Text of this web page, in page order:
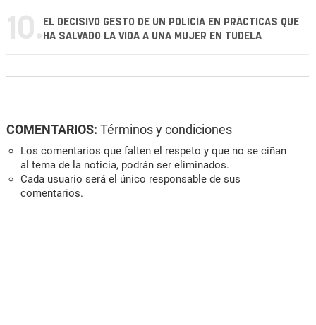
10. EL DECISIVO GESTO DE UN POLICÍA EN PRÁCTICAS QUE
HA SALVADO LA VIDA A UNA MUJER EN TUDELA
COMENTARIOS: Términos y condiciones
Los comentarios que falten el respeto y que no se ciñan
al tema de la noticia, podrán ser eliminados.
Cada usuario será el único responsable de sus
comentarios.